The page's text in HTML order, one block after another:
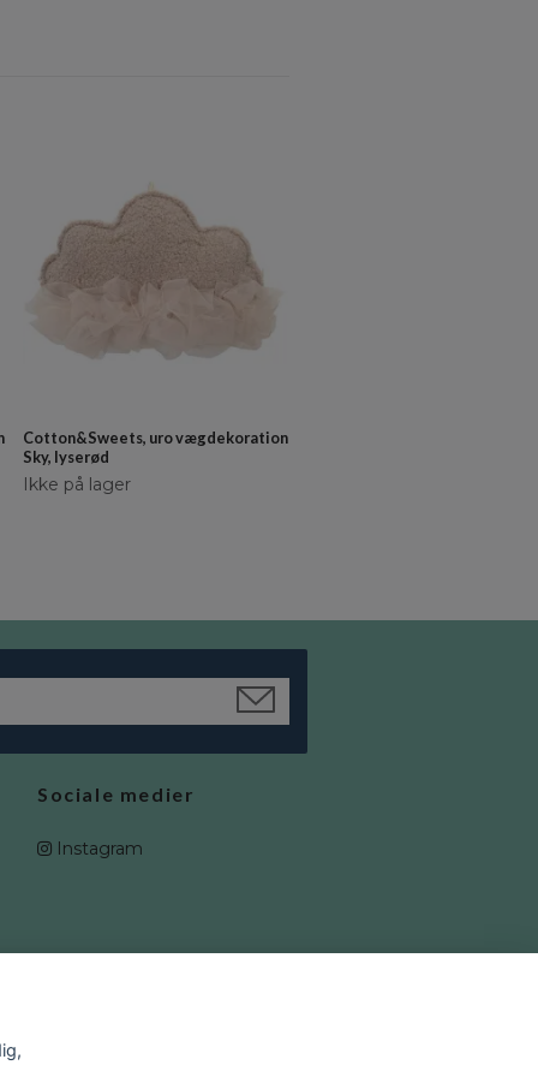
Cotton&Sweets, uro vægdekoration
Sky, lyserød
Ikke på lager
Sociale medier
Instagram